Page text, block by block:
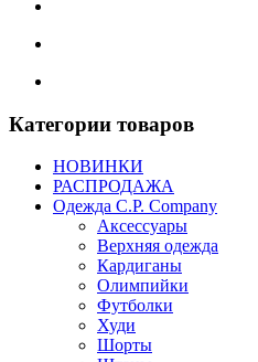
Категории товаров
НОВИНКИ
РАСПРОДАЖА
Одежда C.P. Сompany
Аксессуары
Верхняя одежда
Кардиганы
Олимпийки
Футболки
Худи
Шорты